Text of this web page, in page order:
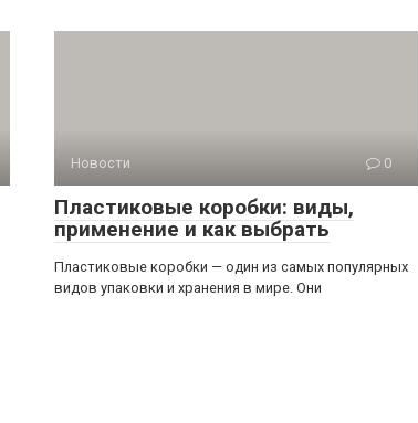
Новости 0
Пластиковые коробки: виды,
применение и как выбрать
Пластиковые коробки — один из самых популярных
видов упаковки и хранения в мире. Они